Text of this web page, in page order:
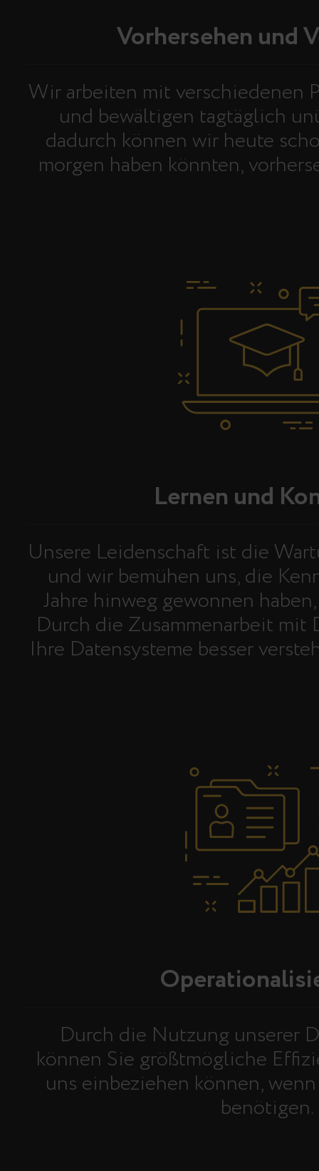
Vorhersehen und
Wir arbeiten mit verschiedenen
und bewältigen tagtäglich
dadurch können wir heute
morgen haben könnten,
Lernen und
Unsere Leidenschaft ist die
und wir bemühen uns, die
Jahre hinweg gewonnen
Durch die Zusammenarbeit mit
Ihre Datensysteme besser
Durch die Nutzung unserer
können Sie größtmögliche
uns einbeziehen können,
benötigen.